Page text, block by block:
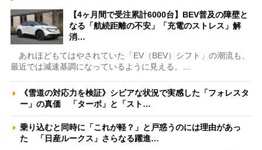
【4ヶ月間で受注累計6000台】BEV普及の障壁と
なる「航続距離の不安」「充電のストレス」解
消…
あれほどもてはやされていた「EV（BEV）シフト」の潮流も、
最近では減速基調になっているように見える。…
《雪道の対応力を検証》シビアな状況で実感した「フォレスタ
ー」の真価 「ターボ」と「スト…
乗り込むと同時に「これが軽？」と戸惑うのには理由があっ
た 「日産ルークス」さらなる躍進…